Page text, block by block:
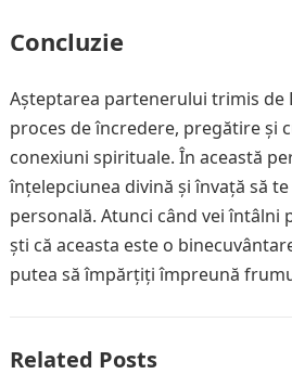
Concluzie
Așteptarea partenerului trimis de
proces de încredere, pregătire și
conexiuni spirituale. În această
înțelepciunea divină și învață să
personală. Atunci când vei întâlni
ști că aceasta este o
putea să împărțiți împreună
Related Posts